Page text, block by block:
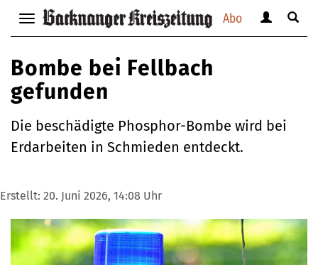
Abo
Navigation
anzeigen
verbergen
anzeigen
Suche
Bombe bei Fellbach
gefunden
Die beschädigte Phosphor-Bombe wird bei
Erdarbeiten in Schmieden entdeckt.
Erstellt: 20. Juni 2026, 14:08 Uhr